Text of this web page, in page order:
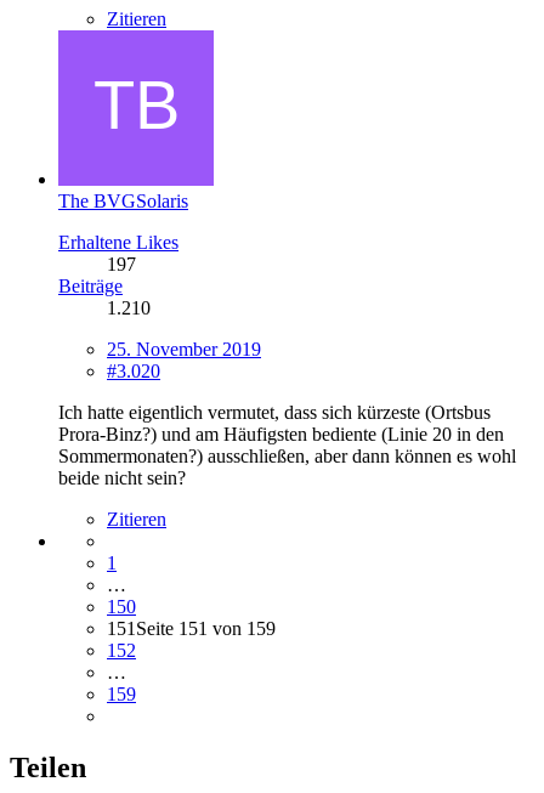
Zitieren
The BVGSolaris
Erhaltene Likes
197
Beiträge
1.210
25. November 2019
#3.020
Ich hatte eigentlich vermutet, dass sich kürzeste (Ortsbus
Prora-Binz?) und am Häufigsten bediente (Linie 20 in den
Sommermonaten?) ausschließen, aber dann können es wohl
beide nicht sein?
Zitieren
1
…
150
151 Seite 151 von 159
152
…
159
Teilen